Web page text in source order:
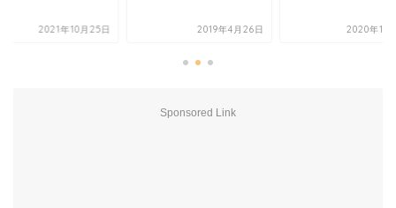
2021年10月25日 2019年4月26日 2020年11
Sponsored Link